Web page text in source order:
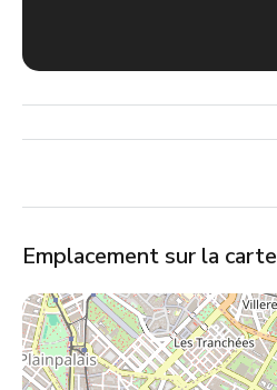
Emplacement sur la carte